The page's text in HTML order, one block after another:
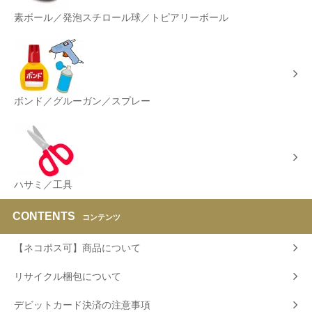
素ボール／発泡スチロール球／トピアリーボール
ボンド／グルーガン／スプレー
ハサミ／工具
CONTENTS コンテンツ
【ネコポス可】商品について
リサイクル梱包について
デビットカード決済の注意事項